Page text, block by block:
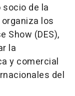
de la
los
Show (DES),
la
y comercial
del